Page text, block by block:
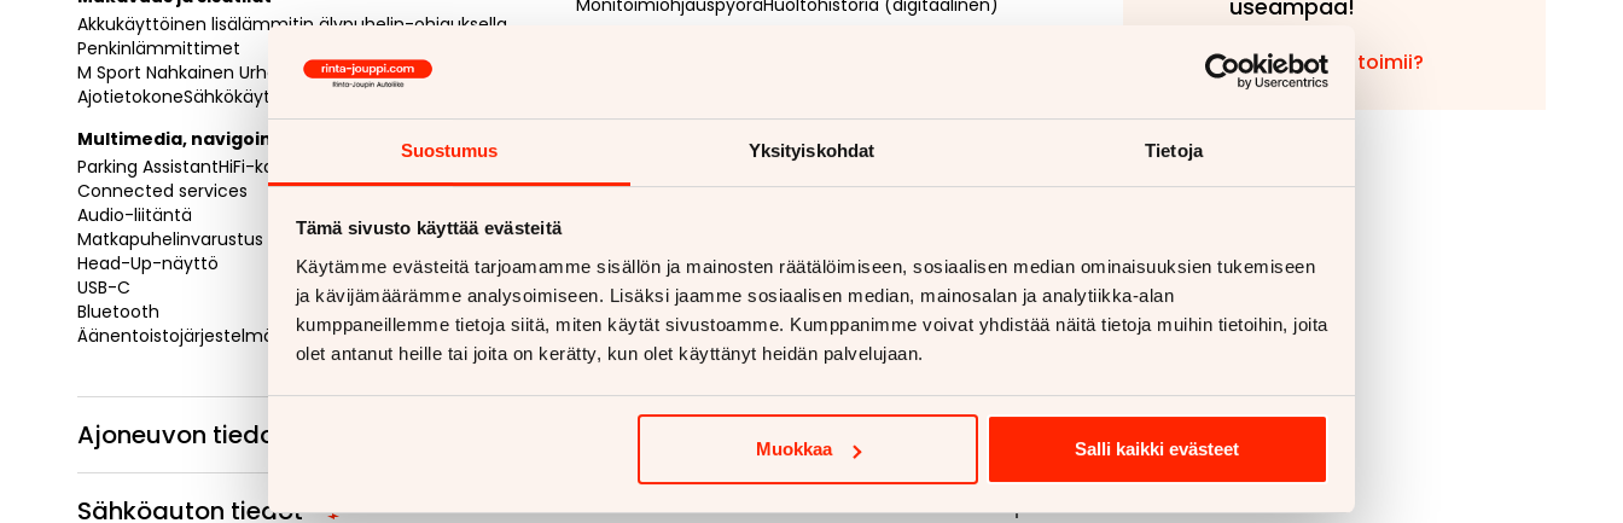
Suostumus Yksityiskohdat Tietoja
Tämä sivusto käyttää evästeitä
Käytämme evästeitä tarjoamamme sisällön ja mainosten räätälöimiseen, sosiaalisen median ominaisuuksien tukemiseen
ja kävijämäärämme analysoimiseen. Lisäksi jaamme sosiaalisen median, mainosalan ja analytiikka-alan
kumppaneillemme tietoja siitä, miten käytät sivustoamme. Kumppanimme voivat yhdistää näitä tietoja muihin tietoihin, joita
olet antanut heille tai joita on kerätty, kun olet käyttänyt heidän palvelujaan.
Muokkaa Salli kaikki evästeet
Akkukäyttöinen lisälämmitin älypuhelin-ohjauksella
Penkinlämmittimet
M Sport Nahkainen Urheiluohjauspyörä
AjotietokoneSähkökäyttöiset ikkunat
Multimedia, navigointi ja yhteydet
Parking AssistantHiFi-kaiutinjärjestelmä
Connected services
Audio-liitäntä
Matkapuhelinvarustus
Head-Up-näyttö
USB-C
Bluetooth
Äänentoistojärjestelmä
Lisäpalvelut ja joustavat kauppavaihtoehdot
Ennakkomyynnissä. Ajoneuvo saapuu varastoomme
lähiaikoina. Pyydä lisätietoja ja tarjous jo nyt!
Vaihdossa voit tarjota autoa, moottoripyörää,
Myyjän yhteystiedot
Henry Pajari050 564 9838. Minut tavoittaa myös
WhatsAppillahttps://wa.me/358505649838
Ajoneuvon tiedot
Sähköauton tiedot
useampaa!
Miten vaihto toimii?